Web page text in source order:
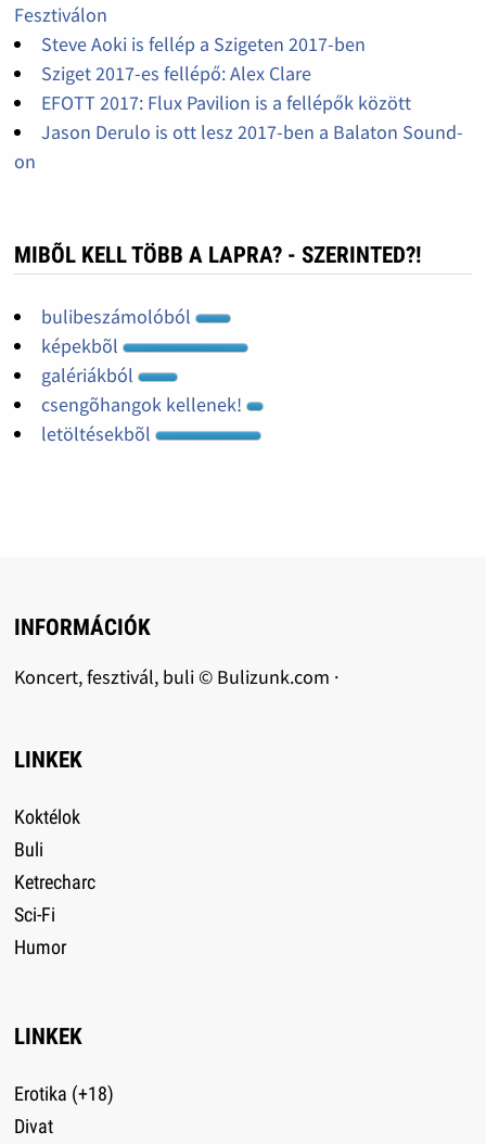
Fesztiválon
Steve Aoki is fellép a Szigeten 2017-ben
Sziget 2017-es fellépő: Alex Clare
EFOTT 2017: Flux Pavilion is a fellépők között
Jason Derulo is ott lesz 2017-ben a Balaton Sound-
on
MIBÕL KELL TÖBB A LAPRA? - SZERINTED?!
bulibeszámolóból
képekbõl
galériákból
csengõhangok kellenek!
letöltésekbõl
INFORMÁCIÓK
Koncert, fesztivál, buli © Bulizunk.com ·
LINKEK
Koktélok
Buli
Ketrecharc
Sci-Fi
Humor
LINKEK
Erotika (+18)
Divat